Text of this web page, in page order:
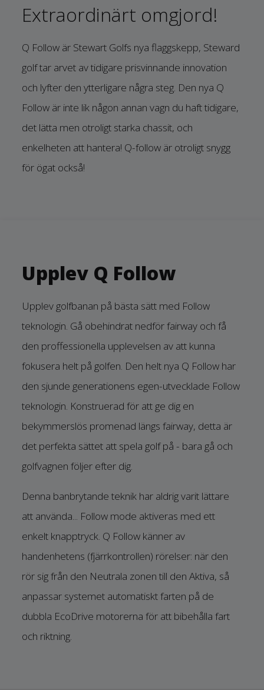
Extraordinärt omgjord!
Q Follow är Stewart Golfs nya flaggskepp, Steward
golf tar arvet av tidigare prisvinnande innovation
och lyfter den ytterligare några steg. Den nya Q
Follow är inte lik någon annan vagn du haft tidigare,
det lätta men otroligt starka chassit, och
enkelheten att hantera! Q-follow är otroligt snygg
för ögat också!
Upplev Q Follow
Upplev golfbanan på bästa sätt med Follow
teknologin. Gå obehindrat nedför fairway och få
den proffessionella upplevelsen av att kunna
fokusera helt på golfen. Den helt nya Q Follow har
den sjunde generationens egen-utvecklade Follow
teknologin. Konstruerad för att ge dig en
bekymmerslös promenad längs fairway, detta är
det perfekta sättet att spela golf på - bara gå och
golfvagnen följer efter dig.
Denna banbrytande teknik har aldrig varit lättare
att använda... Follow mode aktiveras med ett
enkelt knapptryck. Q Follow känner av
handenhetens (fjärrkontrollen) rörelser: när den
rör sig från den Neutrala zonen till den Aktiva, så
anpassar systemet automatiskt farten på de
dubbla EcoDrive motorerna för att bibehålla fart
och riktning.